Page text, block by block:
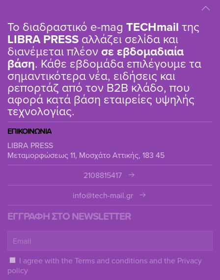
Το διαδραστικό e-mag TΕCHmail της
LIBRA PRESS αλλάζει σελίδα και
διανέμεται πλέον σε εβδομαδιαία
βάση. Κάθε εβδομάδα επιλέγουμε τα
σημαντικότερα νέα, ειδήσεις και
ρεπορτάζ από τον B2B κλάδο, που
αφορά κατά βάση εταιρείες υψηλής
τεχνολογίας.
ΕΠΙΚΟΙΝΩΝΙΑ
LIBRA PRESS
Μεταμορφώσεως 11, Μοσχάτο Αττικής, 183 45
2108815417
info@tech-mail.gr
ΕΓΓΡΑΦΗ ΣΤΟ NEWSLETTER
I agree with the Terms and conditions and the Privacy
policy